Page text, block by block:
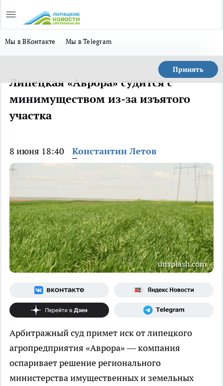
Мы в ВКонтакте Мы в Telegram
Принять
Липецкая «Аврора» судится с
минимуществом из-за изъятого
участка
8 июня 18:40 Константин Летов
unsplash.com
Арбитражный суд примет иск от липецкого
агропредприятия «Аврора» — компания
оспаривает решение регионального
министерства имущественных и земельных